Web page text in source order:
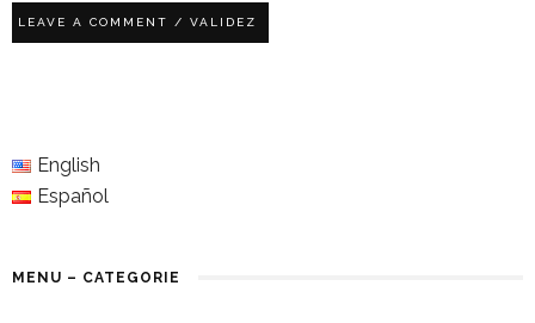
English
Español
MENU – CATEGORIE